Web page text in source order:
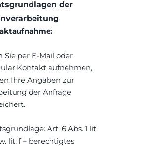
der
Sie per E-Mail oder
Kontakt aufnehmen,
Ihre Angaben zur
der Anfrage
Art. 6 Abs. 1 lit.
lit. f – berechtigtes